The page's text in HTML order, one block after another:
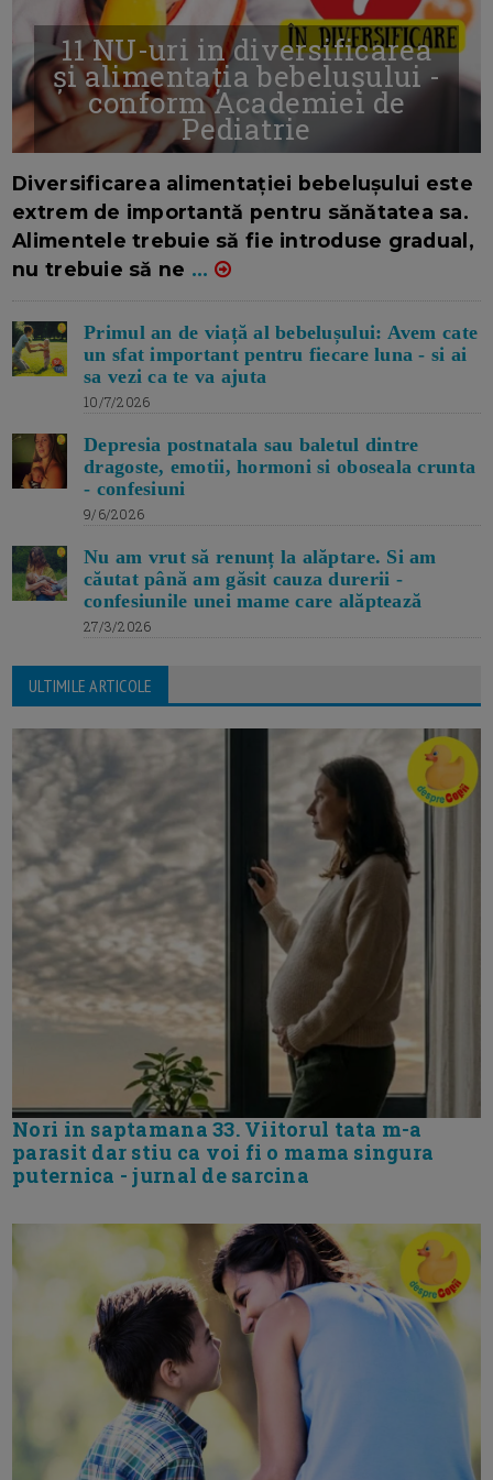
11 NU-uri in diversificarea
și alimentația bebelușului -
conform Academiei de
Pediatrie
Diversificarea alimentației bebelușului este
extrem de importantă pentru sănătatea sa.
Alimentele trebuie să fie introduse gradual,
nu trebuie să ne ...
Primul an de viață al bebelușului: Avem cate
un sfat important pentru fiecare luna - si ai
sa vezi ca te va ajuta
10/7/2026
Depresia postnatala sau baletul dintre
dragoste, emotii, hormoni si oboseala crunta
- confesiuni
9/6/2026
Nu am vrut să renunț la alăptare. Si am
căutat până am găsit cauza durerii -
confesiunile unei mame care alăptează
27/3/2026
ULTIMILE ARTICOLE
Nori in saptamana 33. Viitorul tata m-a
parasit dar stiu ca voi fi o mama singura
puternica - jurnal de sarcina